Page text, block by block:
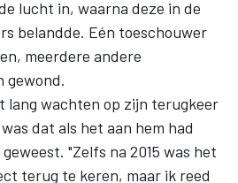
lucht in, waarna deze in de
belandde. Eén toeschouwer
meerdere andere
gewond.
lang wachten op zijn terugkeer
dat als het aan hem had
"Zelfs na 2015 was het
terug te keren, maar ik reed